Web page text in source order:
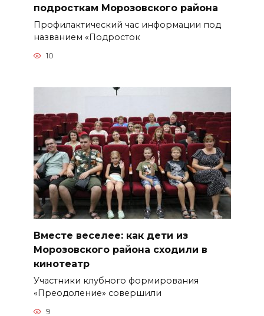
подросткам Морозовского района
Профилактический час информации под
названием «Подросток
10
Вместе веселее: как дети из
Морозовского района сходили в
кинотеатр
Участники клубного формирования
«Преодоление» совершили
9